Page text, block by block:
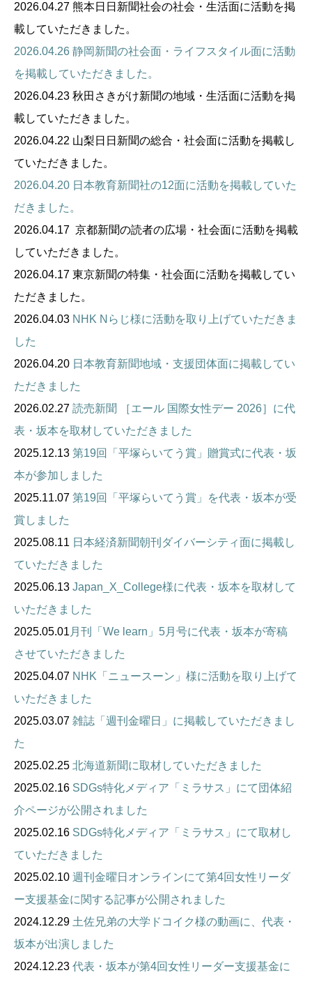
2026.04.27 熊本日日新聞社会の社会・生活面に活動を掲
載していただきました。
2026.04.26 静岡新聞の社会面・ライフスタイル面に活動
を掲載していただきました。
2026.04.23 秋田さきがけ新聞の地域・生活面に活動を掲
載していただきました。
2026.04.22 山梨日日新聞の総合・社会面に活動を掲載し
ていただきました。
2026.04.20 日本教育新聞社の12面に活動を掲載していた
だきました。
2026.04.17 京都新聞の読者の広場・社会面に活動を掲載
していただきました。
2026.04.17 東京新聞の特集・社会面に活動を掲載してい
ただきました。
2026.04.03 NHK Nらじ様に活動を取り上げていただきま
した
2026.04.20 日本教育新聞地域・支援団体面に掲載してい
ただきました
2026.02.27 読売新聞 ［エール 国際女性デー 2026］に代
表・坂本を取材していただきました
2025.12.13 第19回「平塚らいてう賞」贈賞式に代表・坂
本が参加しました
2025.11.07 第19回「平塚らいてう賞」を代表・坂本が受
賞しました
2025.08.11 日本経済新聞朝刊ダイバーシティ面に掲載し
ていただきました
2025.06.13 Japan_X_College様に代表・坂本を取材して
いただきました
2025.05.01 月刊「We learn」5月号に代表・坂本が寄稿
させていただきました
2025.04.07 NHK「ニュースーン」様に活動を取り上げて
いただきました
2025.03.07 雑誌「週刊金曜日」に掲載していただきまし
た
2025.02.25 北海道新聞に取材していただきました
2025.02.16 SDGs特化メディア「ミラサス」にて団体紹
介ページが公開されました
2025.02.16 SDGs特化メディア「ミラサス」にて取材し
ていただきました
2025.02.10 週刊金曜日オンラインにて第4回女性リーダ
ー支援基金に関する記事が公開されました
2024.12.29 土佐兄弟の大学ドコイク様の動画に、代表・
坂本が出演しました
2024.12.23 代表・坂本が第4回女性リーダー支援基金に